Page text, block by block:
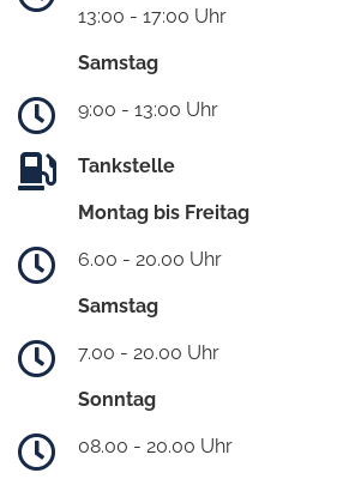
13:00 - 17:00 Uhr
Samstag
9:00 - 13:00 Uhr
Tankstelle
Montag bis Freitag
6.00 - 20.00 Uhr
Samstag
7.00 - 20.00 Uhr
Sonntag
08.00 - 20.00 Uhr